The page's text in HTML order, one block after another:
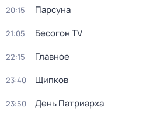
20:15 Парсуна
21:05 Бесогон TV
22:15 Главное
23:40 Щипков
23:50 День Патриарха